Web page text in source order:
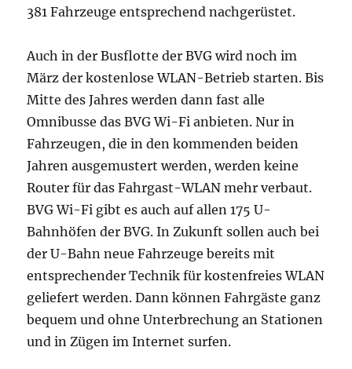
381 Fahrzeuge entsprechend nachgerüstet.
Auch in der Busflotte der BVG wird noch im
März der kostenlose WLAN-Betrieb starten. Bis
Mitte des Jahres werden dann fast alle
Omnibusse das BVG Wi-Fi anbieten. Nur in
Fahrzeugen, die in den kommenden beiden
Jahren ausgemustert werden, werden keine
Router für das Fahrgast-WLAN mehr verbaut.
BVG Wi-Fi gibt es auch auf allen 175 U-
Bahnhöfen der BVG. In Zukunft sollen auch bei
der U-Bahn neue Fahrzeuge bereits mit
entsprechender Technik für kostenfreies WLAN
geliefert werden. Dann können Fahrgäste ganz
bequem und ohne Unterbrechung an Stationen
und in Zügen im Internet surfen.